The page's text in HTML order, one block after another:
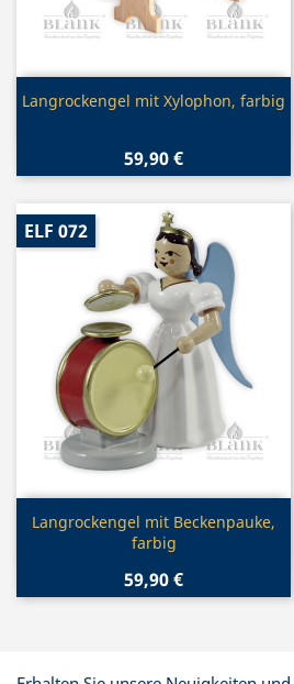
Vorschau
Langrockengel mit Xylophon, farbig
59,90 €
Vorschau
Langrockengel mit Beckenpauke,
farbig
59,90 €
ELF 072